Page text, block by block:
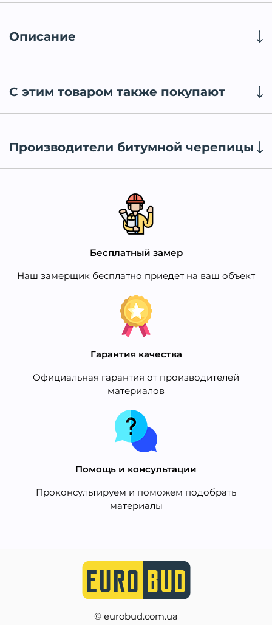
Описание
С этим товаром также покупают
Производители битумной черепицы
Бесплатный замер
Наш замерщик бесплатно приедет на ваш объект
Гарантия качества
Официальная гарантия от производителей
материалов
Помощь и консультации
Проконсультируем и поможем подобрать
материалы
© eurobud.com.ua